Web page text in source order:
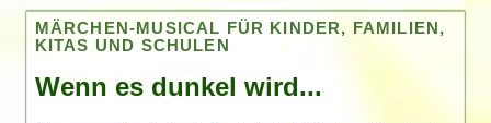
MÄRCHEN-MUSICAL FÜR KINDER, FAMILIEN,
KITAS UND SCHULEN
Wenn es dunkel wird...